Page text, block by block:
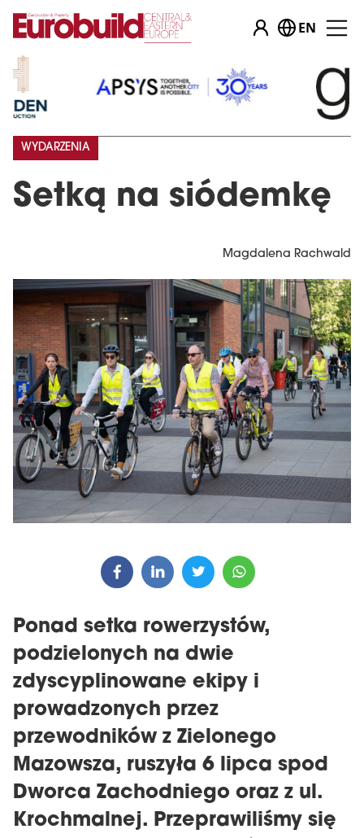
EN
Setką na siódemkę
WYDARZENIA
Magdalena Rachwald
Ponad setka rowerzystów,
podzielonych na dwie
zdyscyplinowane ekipy i
prowadzonych przez
przewodników z Zielonego
Mazowsza, ruszyła 6 lipca spod
Dworca Zachodniego oraz z ul.
Krochmalnej. Przeprawiliśmy się